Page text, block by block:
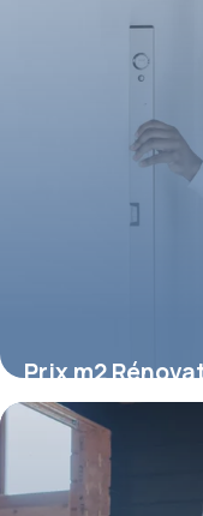
Prix m2
Détaillés
21 mai 2026